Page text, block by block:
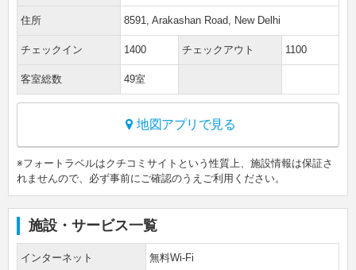
住所 8591, Arakashan Road, New Delhi
チェックイン 1400 チェックアウト 1100
客室総数 49室
地図アプリで見る
※フォートラベルはクチコミサイトという性質上、施設情報は保証さ
れませんので、必ず事前にご確認のうえご利用ください。
施設・サービス一覧
インターネット 無料Wi-Fi